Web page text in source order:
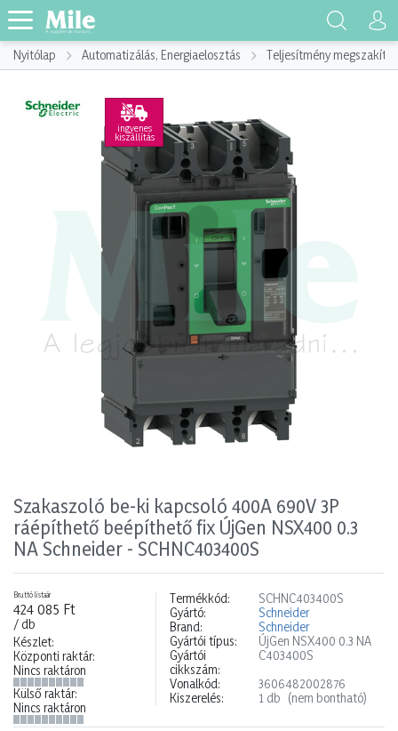
Nyitólap Automatizálás, Energiaelosztás Teljesítmény
ingyenes
kiszállítás
Szakaszoló be-ki kapcsoló 400A 690V 3P
ráépíthető beépíthető fix ÚjGen NSX400 0.3
NA Schneider - SCHNC403400S
Bruttó listaár
424 085 Ft
/ db
Készlet:
Központi raktár:
Nincs raktáron
Külső raktár:
Nincs raktáron
Termékkód:
SCHNC403400S
Gyártó:
Schneider
Brand:
Schneider
Gyártói típus:
ÚjGen NSX400 0.3 NA
Gyártói
cikkszám:
C403400S
Vonalkód:
3606482002876
Kiszerelés:
1 db (nem bontható)